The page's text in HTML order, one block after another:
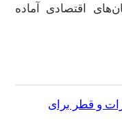
اقتصادی آماده